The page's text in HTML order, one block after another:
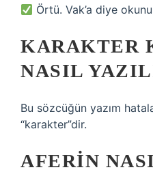
Örtü. Vak’a diye
KARAKTER
NASIL
Bu sözcüğün yazım
“karakter”dir.
AFERIN